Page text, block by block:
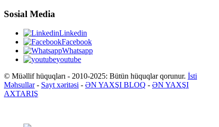
Sosial Media
Linkedin
Facebook
Whatsapp
youtube
© Müəllif hüquqları - 2010-2025: Bütün hüquqlar qorunur. İsti
Məhsullar- Sayt xəritəsi - ƏN YAXŞI BLOQ - ƏN YAXŞI
AXTARIŞ